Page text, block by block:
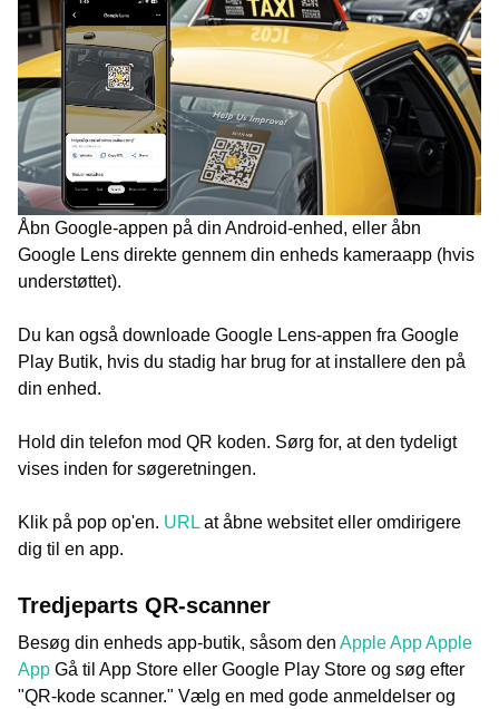
Åbn Google-appen på din Android-enhed, eller åbn
Google Lens direkte gennem din enheds kameraapp (hvis
understøttet).
Du kan også downloade Google Lens-appen fra Google
Play Butik, hvis du stadig har brug for at installere den på
din enhed.
Hold din telefon mod QR koden. Sørg for, at den tydeligt
vises inden for søgeretningen.
Klik på pop op'en. URL at åbne websitet eller omdirigere
dig til en app.
Tredjeparts QR-scanner
Besøg din enheds app-butik, såsom den Apple App Apple
App Gå til App Store eller Google Play Store og søg efter
"QR-kode scanner." Vælg en med gode anmeldelser og